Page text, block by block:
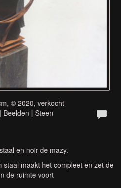
© 2020, verkocht
Beelden | Steen
en noir de mazy.
staal maakt het compleet en zet de
de ruimte voort